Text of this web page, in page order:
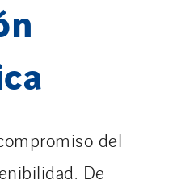
del
De